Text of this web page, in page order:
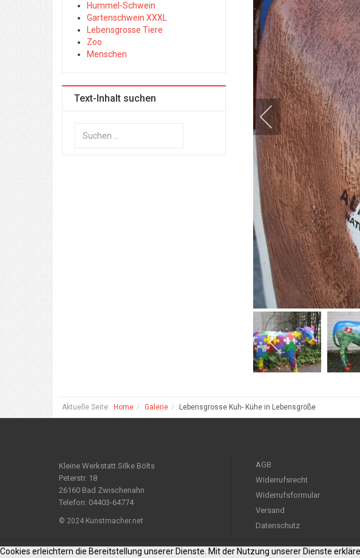
Hummel-Schwein
Gartenschwein XXXL
Lebensgrosse Tiere
Zoo
Menschen
Text-Inhalt suchen
Aktuelle Seite: Home Galerie Lebensgrosse Kuh- Kühe in Lebensgröße
Kleine Werkstatt Silke Bölts
Peterstr. 18
26160 Bad Zwischenahn
Telefon: 04403-64774
© 2024 Kunstmacher.net
AGB
Widerrufsrecht
Widerrufsformular
Versand
Datenschutz
Cookies erleichtern die Bereitstellung unserer Dienste. Mit der Nutzung unserer Dienste